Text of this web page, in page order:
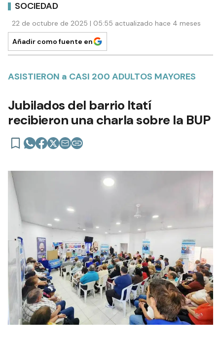
SOCIEDAD
22 de octubre de 2025 | 05:55 actualizado hace 4 meses
Añadir como fuente en
ASISTIERON a CASI 200 ADULTOS MAYORES
Jubilados del barrio Itatí
recibieron una charla sobre la BUP